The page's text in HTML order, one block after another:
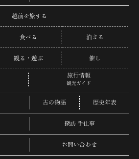
越前を旅する
食べる 泊まる
観る・遊ぶ 催し
旅行情報
観光ガイド
古の物語 歴史年表
探訪 手仕事
お問い合わせ